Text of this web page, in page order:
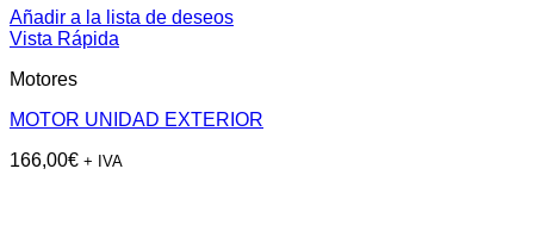
Añadir a la lista de deseos
Vista Rápida
Motores
MOTOR UNIDAD EXTERIOR
166,00€ + IVA